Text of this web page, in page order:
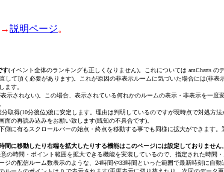
→説明ページ。
す(イベント全体のランキングも正しくなりません)。これについては amCharts
して頂く必要があります)。これが原因の非表示ルームに気づいた場合には(非
ます。
示されない)。この場合、表示されている何れかのルームの表示・非表示を一度
取得(10分後位)後に安定します。理由は判明しているのですが現時点で対処方
の再読み込みをお願い致します(既知の不具合です)。
側に有るスクロールバーの始点・終点を移動する事でも同様に拡大ができます
に移動したり右端を拡大したりする機能はこのページには設定しておりません
の時間・ポイント範囲を拡大できる機能を実装しているので、指定された時間
の配信ルーム数表示のような、24時間や33時間といった範囲で最新時刻に自